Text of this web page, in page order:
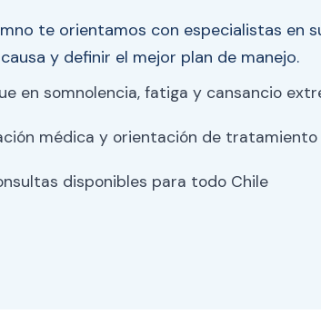
te orientamos con especialistas en
y definir el mejor plan de manejo.
en somnolencia, fatiga y cansancio
médica y orientación de
disponibles para todo Chile